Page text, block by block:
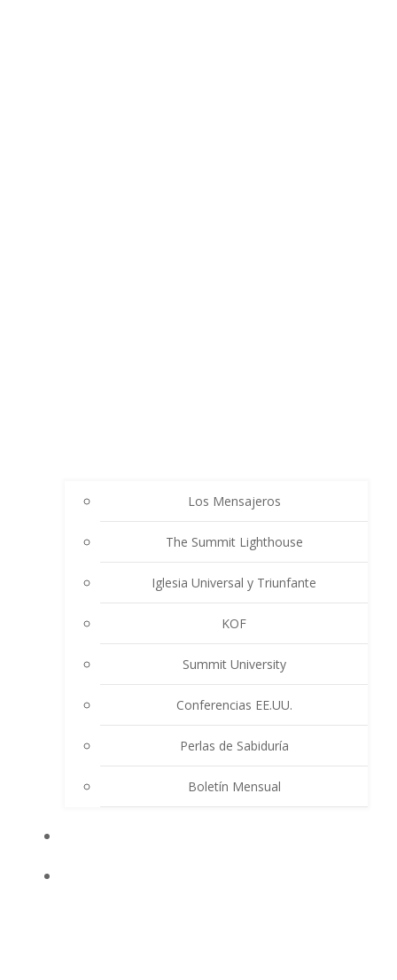
Los Mensajeros
The Summit Lighthouse
Iglesia Universal y Triunfante
KOF
Summit University
Conferencias EE.UU.
Perlas de Sabiduría
Boletín Mensual